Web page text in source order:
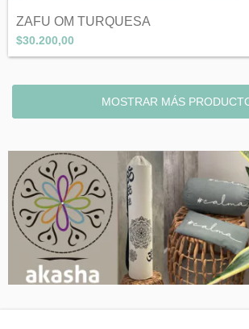
ZAFU OM TURQUESA
$30.200,00
MOSTRAR MÁS